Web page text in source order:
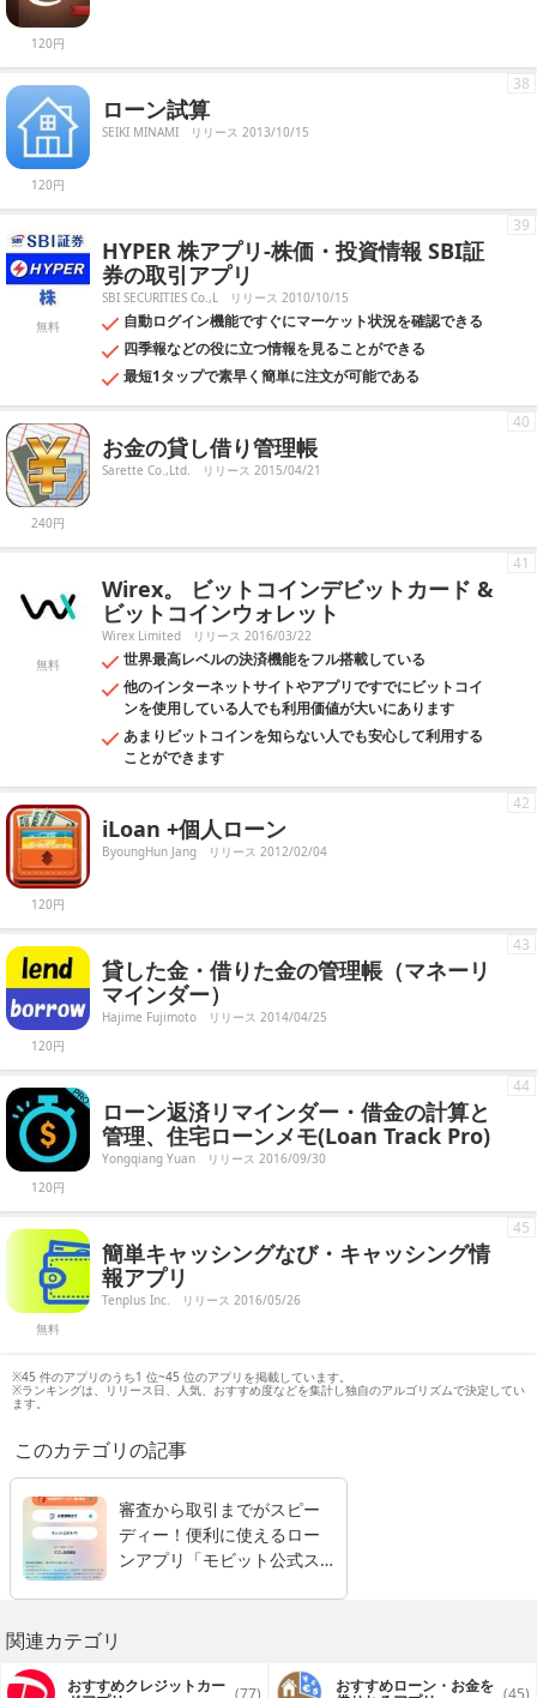
120円
120円
ローン試算
SEIKI MINAMI リリース 2013/10/15
38
無料
HYPER 株アプリ-株価・投資情報 SBI証
券の取引アプリ
SBI SECURITIES Co.,L リリース 2010/10/15
自動ログイン機能ですぐにマーケット状況を確認できる
四季報などの役に立つ情報を見ることができる
最短1タップで素早く簡単に注文が可能である
39
240円
お金の貸し借り管理帳
Sarette Co.,Ltd. リリース 2015/04/21
40
無料
Wirex。 ビットコインデビットカード &
ビットコインウォレット
Wirex Limited リリース 2016/03/22
世界最高レベルの決済機能をフル搭載している
他のインターネットサイトやアプリですでにビットコイ
ンを使用している人でも利用価値が大いにあります
あまりビットコインを知らない人でも安心して利用する
ことができます
41
120円
iLoan +個人ローン
ByoungHun Jang リリース 2012/02/04
42
120円
貸した金・借りた金の管理帳（マネーリ
マインダー）
Hajime Fujimoto リリース 2014/04/25
43
120円
ローン返済リマインダー・借金の計算と
管理、住宅ローンメモ(Loan Track Pro)
Yongqiang Yuan リリース 2016/09/30
44
無料
簡単キャッシングなび・キャッシング情
報アプリ
Tenplus Inc. リリース 2016/05/26
45
※45 件のアプリのうち1 位~45 位のアプリを掲載しています。
※ランキングは、リリース日、人気、おすすめ度などを集計し独自のアルゴリズムで決定してい
ます。
このカテゴリの記事
審査から取引までがスピー
ディー！便利に使えるロー
ンアプリ「モビット公式ス
関連カテゴリ
おすすめクレジットカー (77) おすすめローン・お金を (45)